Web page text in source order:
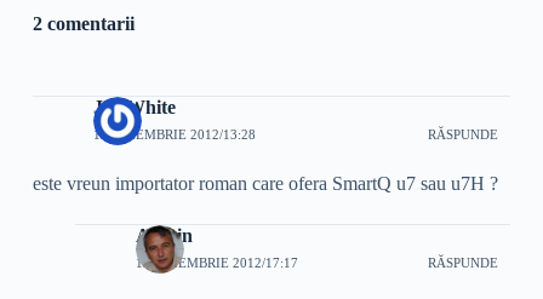
2 comentarii
Joe White
18 NOIEMBRIE 2012/13:28 RĂSPUNDE
este vreun importator roman care ofera SmartQ u7 sau u7H ?
Admin
18 NOIEMBRIE 2012/17:17 RĂSPUNDE